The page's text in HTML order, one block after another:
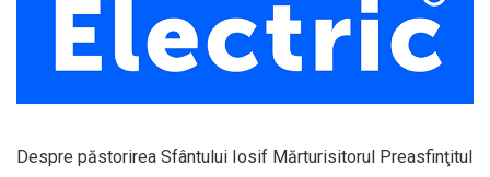
Despre păstorirea Sfântului Iosif Mărturisitorul Preasfinţitul